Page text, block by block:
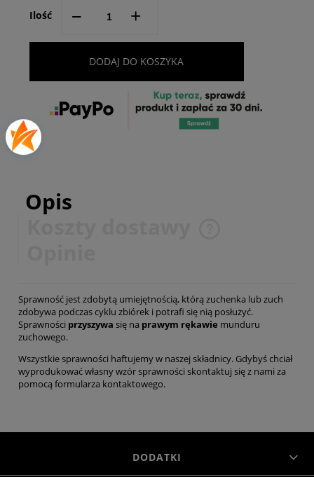
Ilość -- +
DODAJ DO KOSZYKA
Opis
Sprawność jest zdobytą umiejętnością, którą zuchenka lub zuch
zdobywa podczas cyklu zbiórek i potrafi się nią posłużyć.
Sprawności przyszywa się na prawym rękawie munduru
zuchowego.
Wszystkie sprawności haftujemy w naszej składnicy. Gdybyś chciał
wyprodukować własny wzór sprawności skontaktuj się z nami za
pomocą formularza kontaktowego.
DODATKI